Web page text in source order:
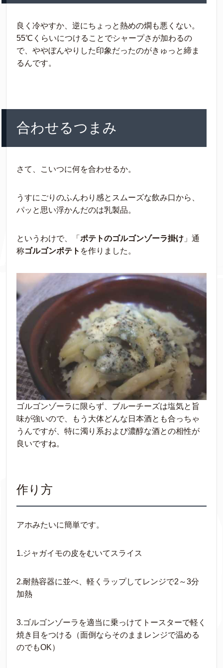
良く冷やすか、逆にちょっと熱めの燗も悪くない。
55℃くらいにつけることでシャープさが加わるの
で、ややぼんやりした印象だったのがきゅっと締ま
るんです。
合わせるつまみ
さて、こいつに何を合わせるか。
うすにごりのふんわり感とスムーズな飲み口から、
パッと思い浮かんだのは乳製品。
というわけで、「 ポテトのゴルゴンゾーラ掛け 」通
称ゴルゴンポテト を作りました。
ゴルゴンゾーラに限らず、ブルーチーズは塩気と旨
味が強いので、もう大体どんな日本酒とも合っちゃ
うんですが、特に濁り系および濃醇な酒との相性が
良いですね。
作り方
アホみたいに簡単です。
1.ジャガイモの皮をむいてスライス
2.耐熱容器に並べ、軽くラップしてレンジで2～3分
加熱
3.ゴルゴンゾーラを適当に乗っけてトースターで軽く
焼き目をつける（面倒ならそのままレンジで温める
のでもOK）